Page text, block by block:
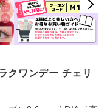
クワンデー チェリ